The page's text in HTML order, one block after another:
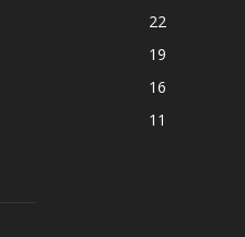
22
19
16
11